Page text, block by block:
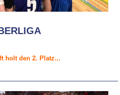
holt den 2. Platz...